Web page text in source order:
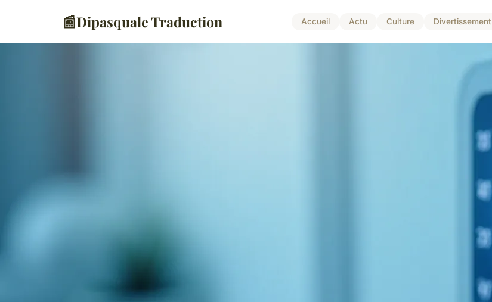
📰Dipasquale Traduction Accueil Actu Culture Divertissement